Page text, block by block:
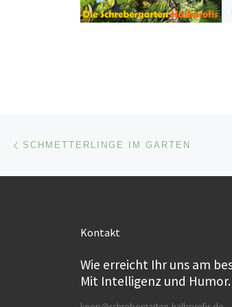
Beitragsnavigation
SCHMETTERLINGE IM GARTEN
Kontakt
Wie erreicht Ihr uns am
Mit Intelligenz und Humor.